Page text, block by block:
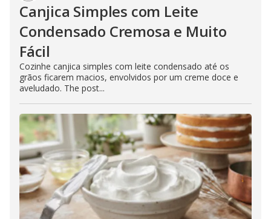
Canjica Simples com Leite
Condensado Cremosa e Muito
Fácil
Cozinhe canjica simples com leite condensado até os
grãos ficarem macios, envolvidos por um creme doce e
aveludado. The post...